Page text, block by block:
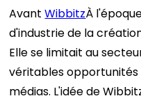
AvantWibbitzÀ
d'industrie de la
Elle se limitait au
véritables
médias. L'idée de